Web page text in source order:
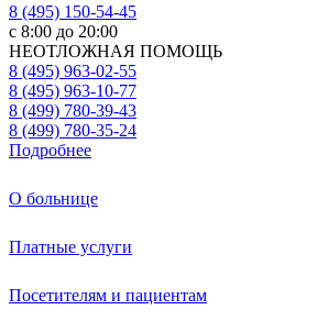
8 (495) 150-54-45
с 8:00 до 20:00
НЕОТЛОЖНАЯ ПОМОЩЬ
8 (495) 963-02-55
8 (495) 963-10-77
8 (499) 780-39-43
8 (499) 780-35-24
Подробнее
О больнице
Платные услуги
Посетителям и пациентам